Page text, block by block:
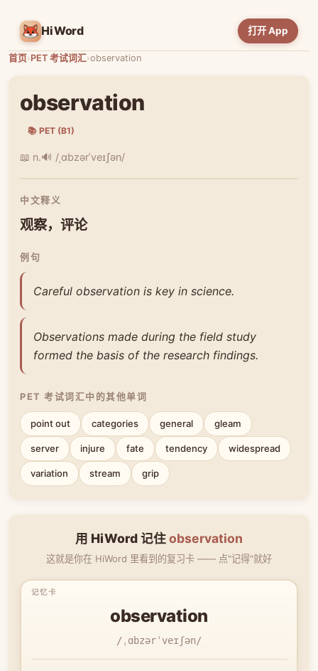
HiWord 打开 App
首页›PET 考试词汇›observation
observation
📚 PET (B1)
📖 n.🔊 /ˌɑbzərˈveɪʃən/
中文释义
观察，评论
例句
Careful observation is key in science.
Observations made during the field study
formed the basis of the research findings.
PET 考试词汇中的其他单词
point out categories general gleam
server injure fate tendency widespread
variation stream grip
用 HiWord 记住observation
这就是你在 HiWord 里看到的复习卡 —— 点"记得"就好
observation
/ˌɑbzərˈveɪʃən/